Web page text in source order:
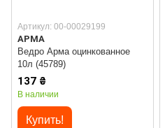
Артикул: 00-00029199
АРМА
Ведро Арма оцинкованное
10л (45789)
137 ₴
В наличии
Купить!